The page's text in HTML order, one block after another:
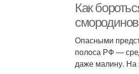
Как
Опасными
полоса РФ —
даже малину. На